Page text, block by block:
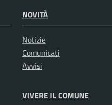
NOVITÀ
Notizie
Comunicati
Avvisi
VIVERE IL COMUNE